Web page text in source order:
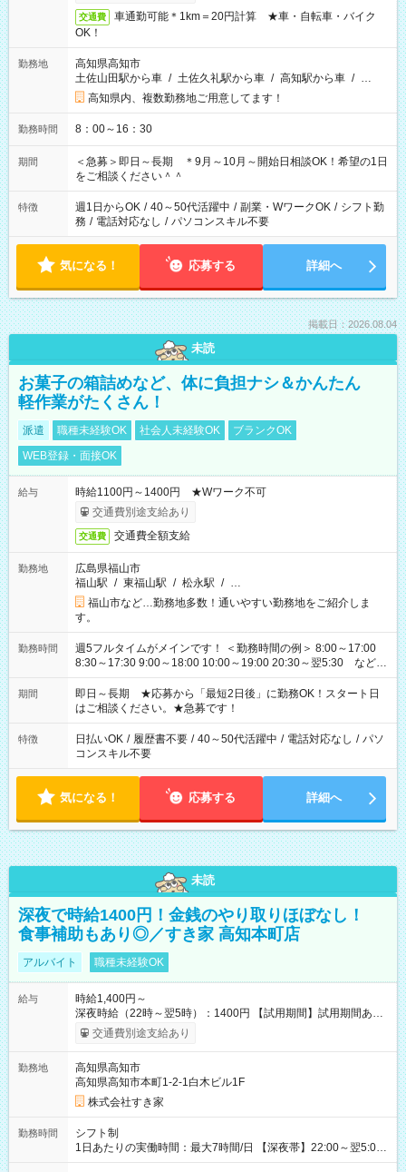
交通費
車通勤可能＊1km＝20円計算 ★車・自転車・バイク
OK！
勤務地
高知県高知市
土佐山田駅から車 / 土佐久礼駅から車 / 高知駅から車 / …
高知県内、複数勤務地ご用意してます！
勤務時間 8：00～16：30
期間
＜急募＞即日～長期 ＊9月～10月～開始日相談OK！希望の1日
をご相談ください＾＾
特徴 週1日からOK / 40～50代活躍中 / 副業・WワークOK / シフト勤
務 / 電話対応なし / パソコンスキル不要
気になる！ 応募する 詳細へ
掲載日：2026.08.04
未読
お菓子の箱詰めなど、体に負担ナシ＆かんたん
軽作業がたくさん！
派遣 職種未経験OK 社会人未経験OK
ブランクOK
WEB登録・面接OK
給与
時給1100円～1400円 ★Wワーク不可
交通費別途支給あり
交通費 交通費全額支給
勤務地
広島県福山市
福山駅 / 東福山駅 / 松永駅 / …
福山市など…勤務地多数！通いやすい勤務地をご紹介しま
す。
勤務時間
週5フルタイムがメインです！ ＜勤務時間の例＞ 8:00～17:00
8:30～17:30 9:00～18:00 10:00～19:00 20:30～翌5:30 など ★
その他にも勤務時間多数！ 日勤のみ、残業なし、交替制など
ご希望を教えてください！
期間
即日～長期 ★応募から「最短2日後」に勤務OK！スタート日
はご相談ください。★急募です！
特徴 日払いOK / 履歴書不要 / 40～50代活躍中 / 電話対応なし / パソ
コンスキル不要
気になる！ 応募する 詳細へ
未読
深夜で時給1400円！金銭のやり取りほぼなし！
食事補助もあり◎／すき家 高知本町店
アルバイト 職種未経験OK
給与
時給1,400円～
深夜時給（22時～翌5時）：1400円 【試用期間】試用期間あり
試用期間の長さ：1ヶ月 雇用形態、給与は本採用時と同じです。
試用期間の実態は30日（※条件変更なし）ですが、切り上げで
同時給）
交通費別途支給あり
勤務地
高知県高知市
高知県高知市本町1-2-1白木ビル1F
株式会社すき家
勤務時間
シフト制
1日あたりの実働時間：最大7時間/日 【深夜帯】22:00～翌5:00
週2日～・1日2h～OK◎ ※22:00から翌5:00までは18歳以上の方